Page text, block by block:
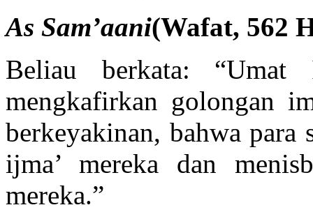
As Sam’aani(Wafat, 562
Beliau berkata: “Umat
mengkafirkan golongan
berkeyakinan, bahwa para
ijma’ mereka dan
mereka.”